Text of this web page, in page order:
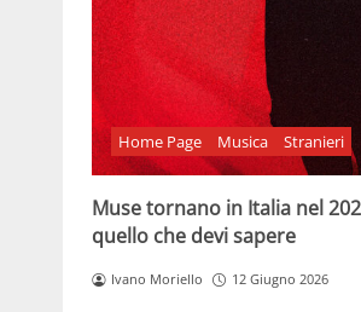
Home Page Musica Stranieri
Muse tornano in Italia nel
quello che devi sapere
Ivano Moriello 12 Giugno 2026